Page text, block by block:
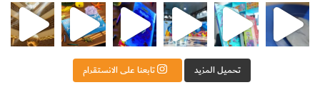
تحميل المزيد تابعنا على الانستقرام